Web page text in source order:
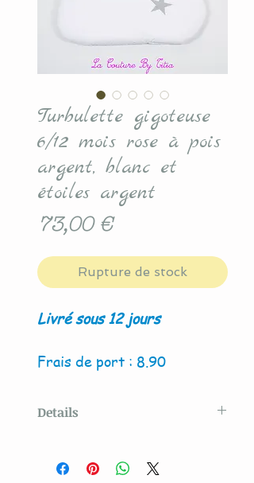
Turbulette gigoteuse
6/12 mois rose à pois
argent, blanc et
étoiles argent
73,00 €Prix
Rupture de stock
Livré sous 12 jours
Frais de port : 8.90
Details
Couture By Titia